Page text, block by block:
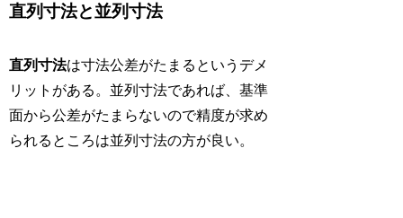
直列寸法と並列寸法
直列寸法は寸法公差がたまるというデメ
リットがある。並列寸法であれば、基準
面から公差がたまらないので精度が求め
られるところは並列寸法の方が良い。